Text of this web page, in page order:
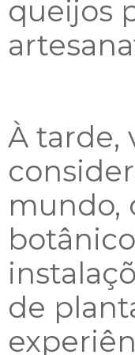
queijos
À tarde,
mundo,
de